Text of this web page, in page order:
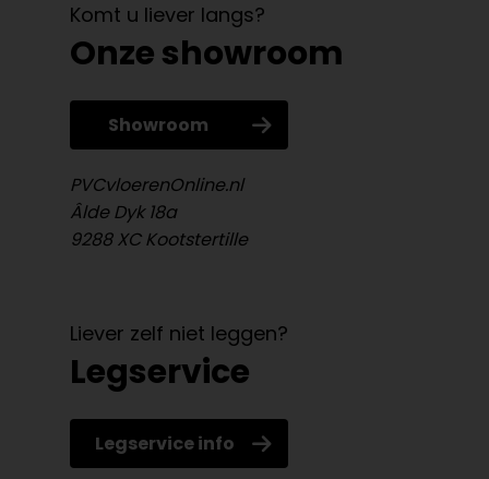
Komt u liever langs?
Onze showroom
Showroom
PVCvloerenOnline.nl
Âlde Dyk 18a
9288 XC Kootstertille
Liever zelf niet leggen?
Legservice
Legservice info